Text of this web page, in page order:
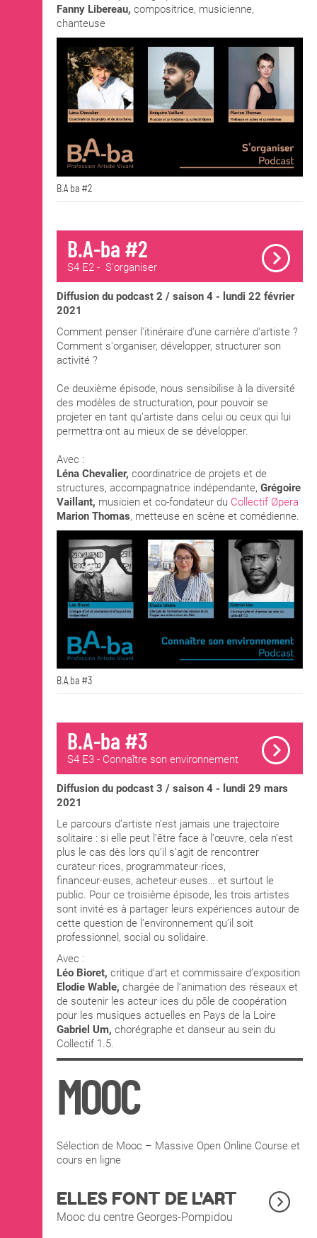
Fanny Libereau, compositrice, musicienne,
chanteuse
B.A ba #2
B.A-ba #2
S4 E2 - S'organiser
Diffusion du podcast 2 / saison 4 - lundi 22 février
2021
Comment penser l'itinéraire d'une carrière d'artiste ?
Comment s'organiser, développer, structurer son
activité ?
Ce deuxième épisode, nous sensibilise à la diversité
des modèles de structuration, pour pouvoir se
projeter en tant qu’artiste dans celui ou ceux qui lui
permettra·ont au mieux de se développer.
Avec :
Léna Chevalier, coordinatrice de projets et de
structures, accompagnatrice indépendante, Grégoire
Vaillant, musicien et co-fondateur du Collectif Øpera
Marion Thomas, metteuse en scène et comédienne.
B.A.ba #3
B.A-ba #3
S4 E3 - Connaître son environnement
Diffusion du podcast 3 / saison 4 - lundi 29 mars
2021
Le parcours d’artiste n’est jamais une trajectoire
solitaire : si elle peut l’être face à l’œuvre, cela n’est
plus le cas dès lors qu’il s’agit de rencontrer
curateur·rices, programmateur·rices,
financeur·euses, acheteur·euses… et surtout le
public. Pour ce troisième épisode, les trois artistes
sont invité·es à partager leurs expériences autour de
cette question de l’environnement qu’il soit
professionnel, social ou solidaire.
Avec :
Léo Bioret, critique d’art et commissaire d’exposition
Elodie Wable, chargée de l’animation des réseaux et
de soutenir les acteur·ices du pôle de coopération
pour les musiques actuelles en Pays de la Loire
Gabriel Um, chorégraphe et danseur au sein du
Collectif 1.5.
MOOC
Sélection de Mooc – Massive Open Online Course et
cours en ligne
ELLES FONT DE L'ART
Mooc du centre Georges-Pompidou